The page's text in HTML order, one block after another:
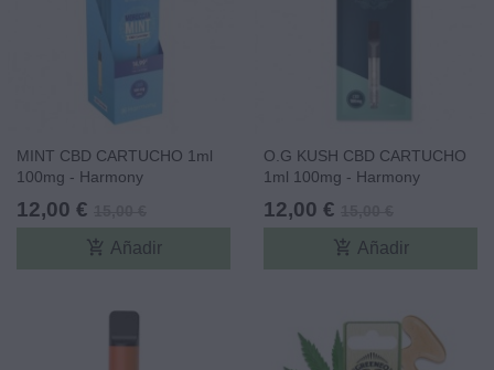
MINT CBD CARTUCHO 1ml
100mg - Harmony
12,00 €
add_shopping_cart Añadir
O.G KUSH CBD CARTUCHO
1ml 100mg - Harmony
12,00 €
add_shopping_cart Añadir